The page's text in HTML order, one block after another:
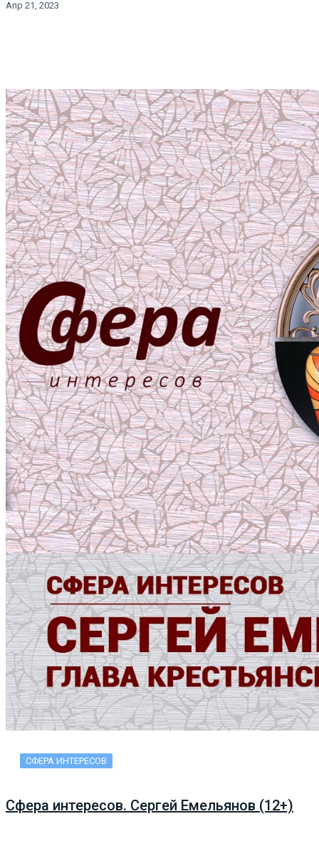
Апр 21, 2023
СФЕРА ИНТЕРЕСОВ
Сфера интересов. Сергей Емельянов (12+)